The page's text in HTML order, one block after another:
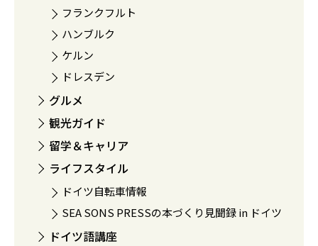
フランクフルト
ハンブルク
ケルン
ドレスデン
グルメ
観光ガイド
留学＆キャリア
ライフスタイル
ドイツ自転車情報
SEA SONS PRESSの本づくり見聞録 in ドイツ
ドイツ語講座